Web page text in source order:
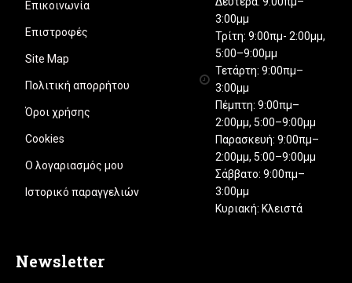
Επικοινωνία
Επιστροφές
Site Map
Πολιτική απορρήτου
Όροι χρήσης
Cookies
Ο λογαριασμός μου
Ιστορικό παραγγελιών
3:00μμ
Τρίτη: 9:00πμ- 2:00μμ,
5:00–9:00μμ
Τετάρτη: 9:00πμ–
3:00μμ
Πέμπτη: 9:00πμ–
2:00μμ, 5:00–9:00μμ
Παρασκευή: 9:00πμ–
2:00μμ, 5:00–9:00μμ
Σάββατο: 9:00πμ–
3:00μμ
Κυριακή: Κλειστά
Newsletter